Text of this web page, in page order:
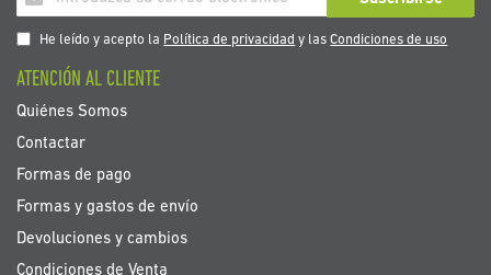
a
nuestro
de
noticias:
He leído y acepto la Política de privacidad y lasCondiciones de uso
ATENCIÓN AL CLIENTE
Quiénes Somos
Contactar
Formas de pago
Formas y gastos de envío
Devoluciones y cambios
Condiciones de Venta